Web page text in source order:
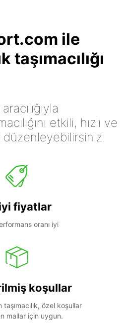
ile
taşımacılığı
etkili, hızlı ve
fiyatlar
oranı iyi
koşullar
özel koşullar
mallar için uygun.